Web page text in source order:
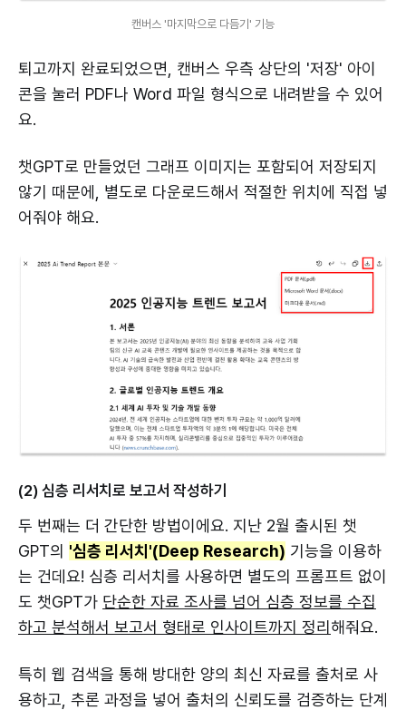
캔버스 '마지막으로 다듬기' 기능
퇴고까지 완료되었으면, 캔버스 우측 상단의 '저장' 아이
콘을 눌러 PDF나 Word 파일 형식으로 내려받을 수 있어
요.
챗GPT로 만들었던 그래프 이미지는 포함되어 저장되지
않기 때문에, 별도로 다운로드해서 적절한 위치에 직접 넣
어줘야 해요.
(2) 심층 리서치로 보고서 작성하기
두 번째는 더 간단한 방법이에요. 지난 2월 출시된 챗
GPT의 '심층 리서치'(Deep Research) 기능을 이용하
는 건데요! 심층 리서치를 사용하면 별도의 프롬프트 없이
도 챗GPT가 단순한 자료 조사를 넘어 심층 정보를 수집
하고 분석해서 보고서 형태로 인사이트까지 정리 해줘요.
특히 웹 검색을 통해 방대한 양의 최신 자료를 출처로 사
용하고, 추론 과정을 넣어 출처의 신뢰도를 검증하는 단계